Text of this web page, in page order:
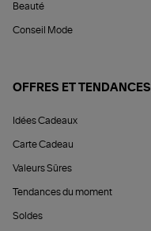
Beauté
Conseil Mode
OFFRES ET TENDANCES
Idées Cadeaux
Carte Cadeau
Valeurs Sûres
Tendances du moment
Soldes